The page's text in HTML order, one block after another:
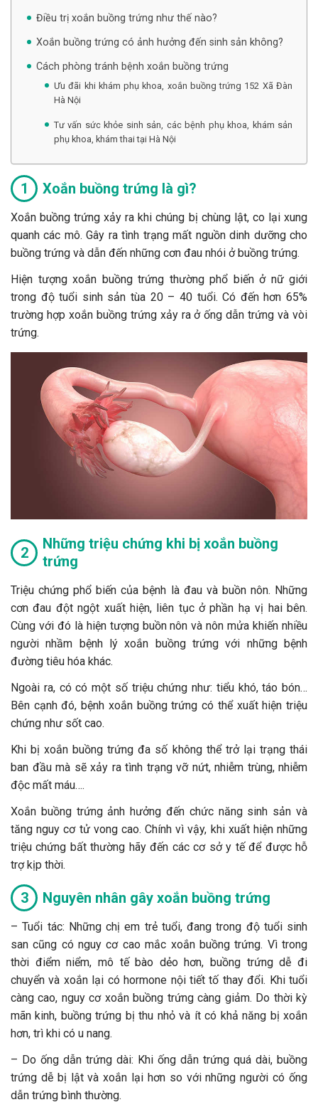
Điều trị xoắn buồng trứng như thế nào?
Xoắn buồng trứng có ảnh hưởng đến sinh sản không?
Cách phòng tránh bệnh xoắn buồng trứng
Ưu đãi khi khám phụ khoa, xoắn buồng trứng 152 Xã Đàn
Hà Nội
Tư vấn sức khỏe sinh sản, các bệnh phụ khoa, khám sản
phụ khoa, khám thai tại Hà Nội
Xoắn buồng trứng là gì?
Xoắn buồng trứng xảy ra khi chúng bị chùng lật, co lại xung
quanh các mô. Gây ra tình trạng mất nguồn dinh dưỡng cho
buồng trứng và dẫn đến những cơn đau nhói ở buồng trứng.
Hiện tượng xoắn buồng trứng thường phổ biến ở nữ giới
trong độ tuổi sinh sản tùa 20 – 40 tuổi. Có đến hơn 65%
trường hợp xoắn buồng trứng xảy ra ở ống dẫn trứng và vòi
trứng.
Những triệu chứng khi bị xoắn buồng
trứng
Triệu chứng phổ biến của bệnh là đau và buồn nôn. Những
cơn đau đột ngột xuất hiện, liên tục ở phần hạ vị hai bên.
Cùng với đó là hiện tượng buồn nôn và nôn mửa khiến nhiều
người nhầm bệnh lý xoắn buồng trứng với những bệnh
đường tiêu hóa khác.
Ngoài ra, có có một số triệu chứng như: tiểu khó, táo bón…
Bên cạnh đó, bệnh xoắn buồng trứng có thể xuất hiện triệu
chứng như sốt cao.
Khi bị xoắn buồng trứng đa số không thể trở lại trạng thái
ban đầu mà sẽ xảy ra tình trạng vỡ nứt, nhiễm trùng, nhiễm
độc mất máu….
Xoắn buồng trứng ảnh hưởng đến chức năng sinh sản và
tăng nguy cơ tử vong cao. Chính vì vậy, khi xuất hiện những
triệu chứng bất thường hãy đến các cơ sở y tế để được hỗ
trợ kịp thời.
Nguyên nhân gây xoắn buồng trứng
– Tuổi tác: Những chị em trẻ tuổi, đang trong độ tuổi sinh
san cũng có nguy cơ cao mắc xoắn buồng trứng. Vì trong
thời điểm niểm, mô tế bào dẻo hơn, buồng trứng dễ đi
chuyển và xoắn lại có hormone nội tiết tố thay đổi. Khi tuổi
càng cao, nguy cơ xoắn buồng trứng càng giảm. Do thời kỳ
mãn kinh, buồng trứng bị thu nhỏ và ít có khả năng bị xoắn
hơn, trì khi có u nang.
– Do ống dẫn trứng dài: Khi ống dẫn trứng quá dài, buồng
trứng dễ bị lật và xoắn lại hơn so với những người có ống
dẫn trứng bình thường.